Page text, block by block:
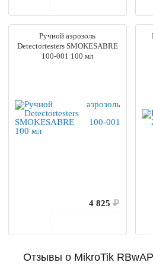
Ручной аэрозоль
Detectortesters SMOKESABRE
100-001 100 мл
4 825 ₽
Отзывы о MikroTik